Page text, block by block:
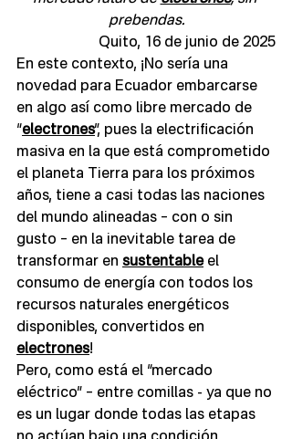
prebendas.
Quito, 16 de junio de 2025
En este contexto, ¡No sería una
novedad para Ecuador embarcarse
en algo así como libre mercado de
“electrones”, pues la electrificación
masiva en la que está comprometido
el planeta Tierra para los próximos
años, tiene a casi todas las naciones
del mundo alineadas – con o sin
gusto – en la inevitable tarea de
transformar en sustentable el
consumo de energía con todos los
recursos naturales energéticos
disponibles, convertidos en
electrones!
Pero, como está el “mercado
eléctrico” – entre comillas - ya que no
es un lugar donde todas las etapas